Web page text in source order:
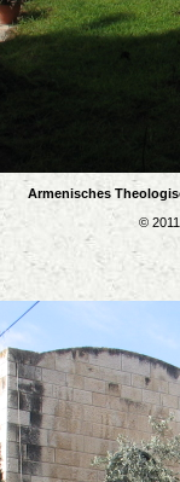
Armenisches
©